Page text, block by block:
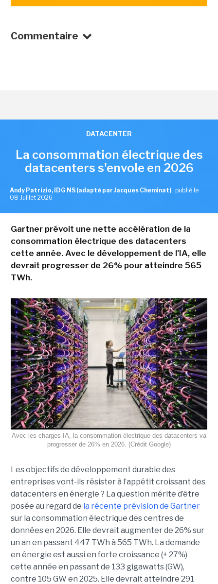
Commentaire
DATACENTER
La consommation électrique des
datacenters s'envole en 2026
Andy Patrizio, IDG NS (adapté par Jacques Cheminat) , publié le
08 Juillet 2026
Gartner prévoit une nette accélération de la
consommation électrique des datacenters
cette année. Avec le développement de l'IA, elle
devrait progresser de 26% pour atteindre 565
TWh.
Avec les charges IA, la consommation électrique des datacenters va
progresser de 26% en 2026. (Crédit Google)
Les objectifs de développement durable des
entreprises vont-ils résister à l’appétit croissant des
datacenters en énergie ? La question mérite d’être
posée au regard de la récente prévision de Gartner
sur la consommation électrique des centres de
données en 2026. Elle devrait augmenter de 26% sur
un an en passant 447 TWh à 565 TWh. La demande
en énergie est aussi en forte croissance (+ 27%)
cette année en passant de 133 gigawatts (GW),
contre 105 GW en 2025. Elle devrait atteindre 291